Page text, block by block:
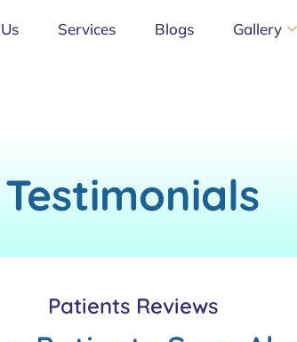
Services Blogs Gallery
Testimonials
Patients Reviews